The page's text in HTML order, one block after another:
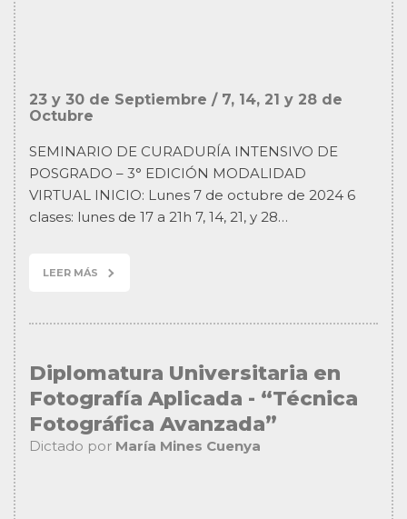
23 y 30 de Septiembre / 7, 14, 21 y 28 de
Octubre
SEMINARIO DE CURADURÍA INTENSIVO DE
POSGRADO – 3° EDICIÓN MODALIDAD
VIRTUAL INICIO: Lunes 7 de octubre de 2024 6
clases: lunes de 17 a 21h 7, 14, 21, y 28…
LEER MÁS
Diplomatura Universitaria en
Fotografía Aplicada - “Técnica
Fotográfica Avanzada”
Dictado por María Mines Cuenya